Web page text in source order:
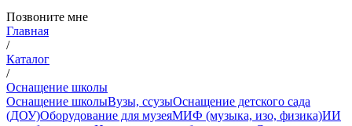
Позвоните мне
Главная
/
Каталог
/
Оснащение школы
Оснащение школыВузы, ссузыОснащение детского сада
(ДОУ)Оборудование для музеяМИФ (музыка, изо, физика)ИИ